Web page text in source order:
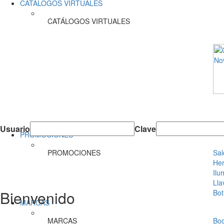
CATÁLOGOS VIRTUALES
CATÁLOGOS VIRTUALES
PROMOCIONES
PROMOCIONES
MARCAS
MARCAS
Usuario Clave
Bienvenido